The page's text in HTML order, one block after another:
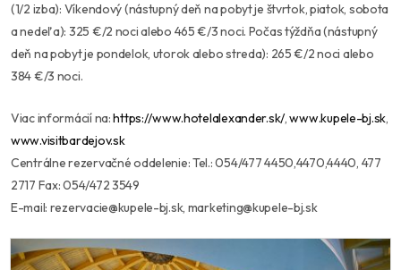
(1/2 izba): Víkendový (nástupný deň na pobyt je štvrtok, piatok, sobota
a nedeľa): 325 €/2 noci alebo 465 €/3 noci. Počas týždňa (nástupný
deň na pobyt je pondelok, utorok alebo streda): 265 €/2 noci alebo
384 €/3 noci.
Viac informácií na:https://www.hotelalexander.sk/,www.kupele-bj.sk,
www.visitbardejov.sk
Centrálne rezervačné oddelenie: Tel.: 054/477 4450,4470,4440, 477
2717 Fax: 054/472 3549
E-mail: rezervacie@kupele-bj.sk, marketing@kupele-bj.sk